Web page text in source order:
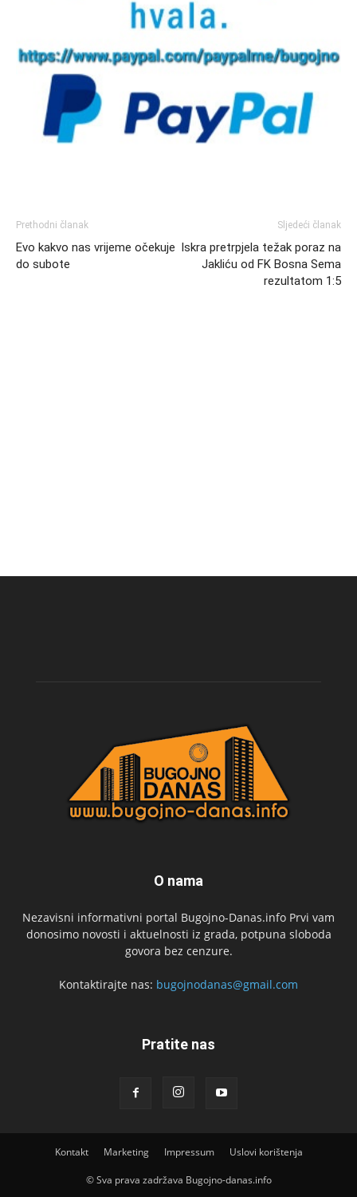
Prethodni članak
Evo kakvo nas vrijeme očekuje
do subote
Sljedeći članak
Iskra pretrpjela težak poraz na
Jakliću od FK Bosna Sema
rezultatom 1:5
O nama
Nezavisni informativni portal Bugojno-Danas.info Prvi vam
donosimo novosti i aktuelnosti iz grada, potpuna sloboda
govora bez cenzure.
Kontaktirajte nas: bugojnodanas@gmail.com
Pratite nas
Kontakt Marketing Impressum Uslovi korištenja
© Sva prava zadržava Bugojno-danas.info